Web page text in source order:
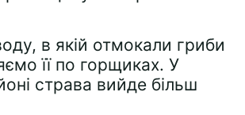
в якій отмокали гриби
її по горщиках. У
страва вийде більш